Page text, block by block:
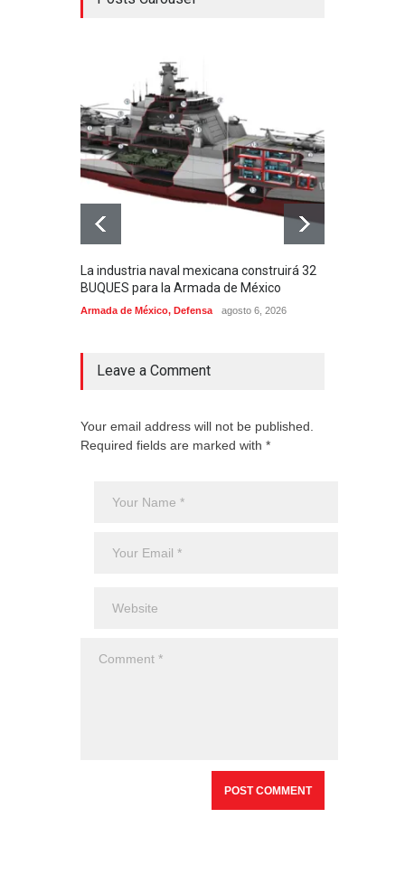
La industria naval mexicana construirá 32
BUQUES para la Armada de México
Armada de México, Defensa agosto 6, 2026
Leave a Comment
Your email address will not be published.
Required fields are marked with *